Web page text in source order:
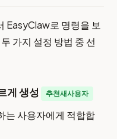
EasyClaw로 명령을 보
가지 설정 방법 중 선
게 생성 추천새사용자
는 사용자에게 적합합